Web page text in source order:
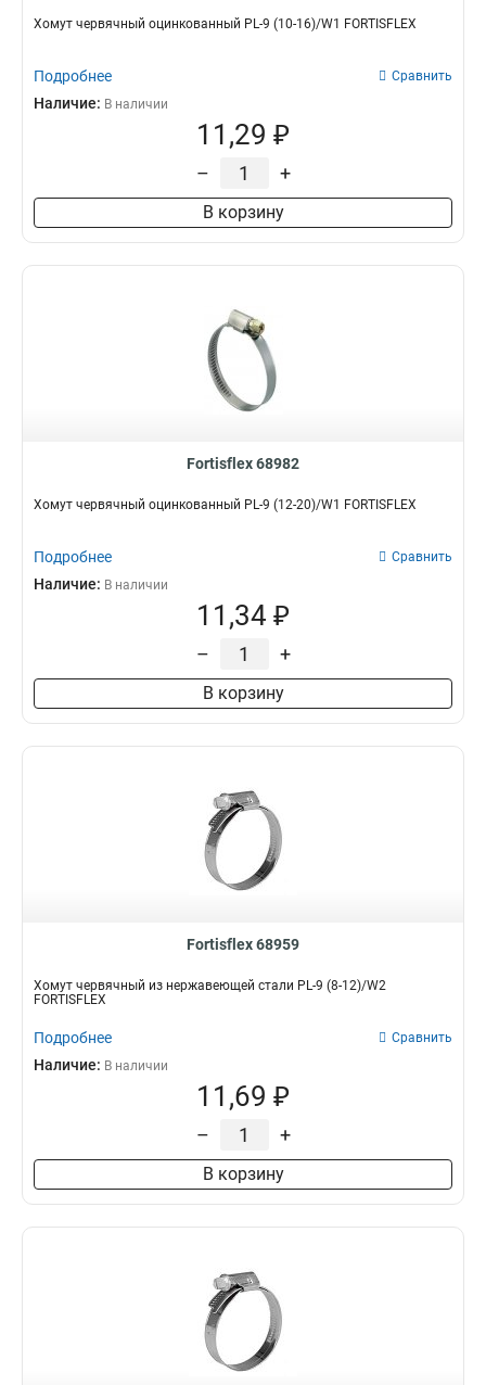
Хомут червячный оцинкованный PL-9 (10-16)/W1 FORTISFLEX
Подробнее Сравнить
Наличие: В наличии
11,29 ₽
– +
В корзину
Fortisflex 68982
Хомут червячный оцинкованный PL-9 (12-20)/W1 FORTISFLEX
Подробнее Сравнить
Наличие: В наличии
11,34 ₽
– +
В корзину
Fortisflex 68959
Хомут червячный из нержавеющей стали PL-9 (8-12)/W2
FORTISFLEX
Подробнее Сравнить
Наличие: В наличии
11,69 ₽
– +
В корзину